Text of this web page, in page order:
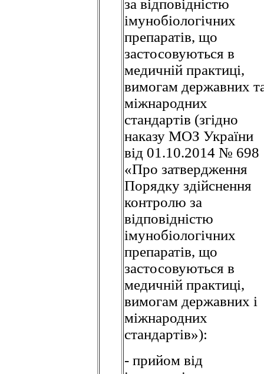
за відповідністю
імунобіологічних
препаратів, що
застосовуються в
медичній практиці,
вимогам державних
міжнародних
стандартів (згідно
наказу МОЗ України
від 01.10.2014 № 698
«Про затвердження
Порядку здійснення
контролю за
відповідністю
імунобіологічних
препаратів, що
застосовуються в
медичній практиці,
вимогам державних і
міжнародних
стандартів»):
- прийом від